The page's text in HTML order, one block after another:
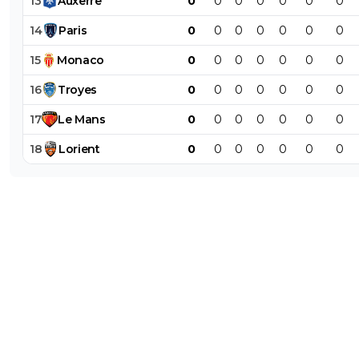
bolkian 27 février 2020 à 18:53 +103
En 2016 oui
Non mais Canto, il se ridiculise même depuis
avant Mookie ...
14 Paris 0 0 0 0 0 0 0
15 Monaco 0 0 0 0 0 0 0
16 Troyes 0 0 0 0 0 0 0
17 Le Mans 0 0 0 0 0 0 0
18 Lorient 0 0 0 0 0 0 0